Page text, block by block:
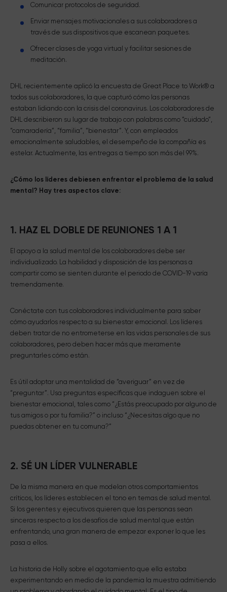
Comunicar protocolos de seguridad.
Enviar mensajes motivacionales a sus colaboradores a
través de sus dispositivos que escanean paquetes.
Ofrecer clases de yoga virtual y facilitar sesiones de
meditación.
DHL recientemente aplicó la encuesta de Great Place to Work® a
todos sus colaboradores, la que capturó cómo las personas
estaban lidiando con la crisis del coronavirus. Los colaboradores de
DHL describieron su lugar de trabajo con palabras como “cuidado”,
“camaradería”, “familia”, “bienestar”. Y, con empleados
emocionalmente saludables, el desempeño de la compañía es
estelar. Actualmente, las entregas a tiempo son más del 99%.
¿Cómo los líderes debiesen enfrentar el problema de la salud
mental? Hay tres aspectos clave:
1. HAZ EL DOBLE DE REUNIONES 1 A 1
El apoyo a la salud mental de los colaboradores debe ser
individualizado. La habilidad y disposición de las personas a
compartir como se sienten durante el periodo de COVID-19 varía
tremendamente.
Conéctate con tus colaboradores individualmente para saber
cómo ayudarlos respecto a su bienestar emocional. Los líderes
deben tratar de no entrometerse en las vidas personales de sus
colaboradores, pero deben hacer más que meramente
preguntarles cómo están.
Es útil adoptar una mentalidad de “averiguar” en vez de
“preguntar”. Usa preguntas específicas que indaguen sobre el
bienestar emocional, tales como “¿Estás preocupado por alguno de
tus amigos o por tu familia?” o incluso “¿Necesitas algo que no
puedas obtener en tu comuna?”
2. SÉ UN LÍDER VULNERABLE
De la misma manera en que modelan otros comportamientos
críticos, los líderes establecen el tono en temas de salud mental.
Si los gerentes y ejecutivos quieren que las personas sean
sinceras respecto a los desafíos de salud mental que están
enfrentando, una gran manera de empezar exponer lo que les
pasa a ellos.
La historia de Holly sobre el agotamiento que ella estaba
experimentando en medio de la pandemia la muestra admitiendo